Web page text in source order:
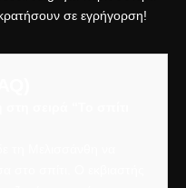
σε εγρήγορση!